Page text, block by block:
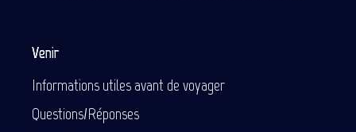
Venir
Informations utiles avant de voyager
Questions/Réponses